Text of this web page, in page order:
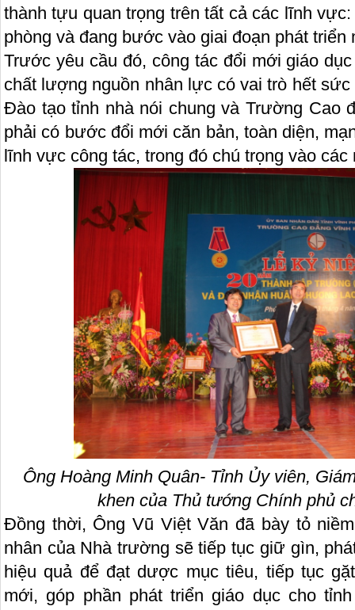
thành tựu quan trọng trên tất cả các lĩnh
phòng và đang bước vào giai đoạn phát
Trước yêu cầu đó, công tác đổi mới giáo
chất lượng nguồn nhân lực có vai trò hết
Đào tạo tỉnh nhà nói chung và Trường Cao
phải có bước đổi mới căn bản, toàn diện,
lĩnh vực công tác, trong đó chú trọng vào
Ông Hoàng Minh Quân- Tỉnh Ủy viên,
khen của Thủ tướng Chính phủ
Đồng thời, Ông Vũ Việt Văn đã bày tỏ
nhân của Nhà trường sẽ tiếp tục giữ gìn,
hiệu quả để đạt dược mục tiêu, tiếp tục
mới, góp phần phát triển giáo dục cho